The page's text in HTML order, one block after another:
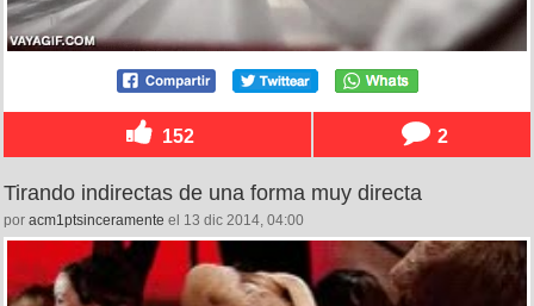
152 2
Tirando indirectas de una forma muy directa
por acm1ptsinceramente el 13 dic 2014, 04:00